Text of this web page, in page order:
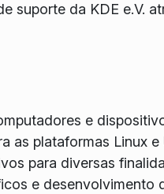
suporte da KDE e.V.
e
as plataformas Linux e
para diversas
e desenvolvimento